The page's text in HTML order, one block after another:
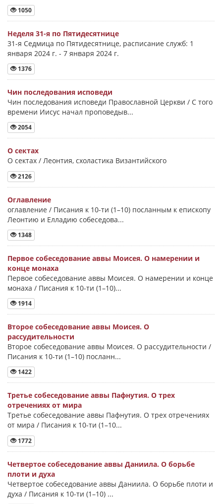
1050
Неделя 31-я по Пятидесятнице
31-я Седмица по Пятидесятнице, расписание служб: 1
января 2024 г. - 7 января 2024 г.
1376
Чин последования исповеди
Чин последования исповеди Православной Церкви / С того
времени Иисус начал проповедыв...
2054
О сектах
О сектах / Леонтия, схоластика Византийского
2126
Оглавление
оглавление / Писания к 10-ти (1–10) посланным к епископу
Леонтию и Елладию собеседова...
1348
Первое собеседование аввы Моисея. О намерении и
конце монаха
Первое собеседование аввы Моисея. О намерении и конце
монаха / Писания к 10-ти (1–10)...
1914
Второе собеседование аввы Моисея. О
рассудительности
Второе собеседование аввы Моисея. О рассудительности /
Писания к 10-ти (1–10) посланн...
1422
Третье собеседование аввы Пафнутия. О трех
отречениях от мира
Третье собеседование аввы Пафнутия. О трех отречениях
от мира / Писания к 10-ти (1–10...
1772
Четвертое собеседование аввы Даниила. О борьбе
плоти и духа
Четвертое собеседование аввы Даниила. О борьбе плоти и
духа / Писания к 10-ти (1–10) ...